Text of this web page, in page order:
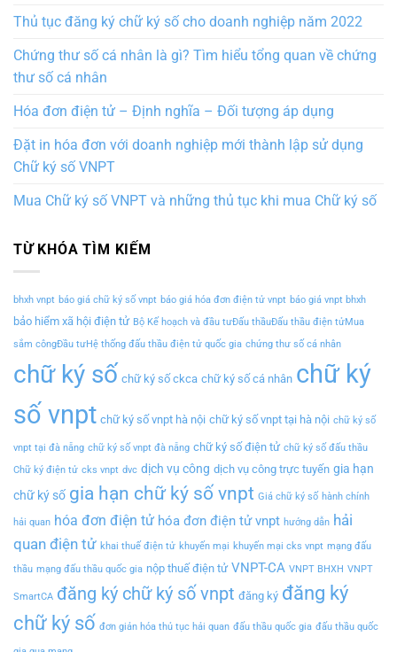
Thủ tục đăng ký chữ ký số cho doanh nghiệp năm 2022
Chứng thư số cá nhân là gì? Tìm hiểu tổng quan về chứng
thư số cá nhân
Hóa đơn điện tử – Định nghĩa – Đối tượng áp dụng
Đặt in hóa đơn với doanh nghiệp mới thành lập sử dụng
Chữ ký số VNPT
Mua Chữ ký số VNPT và những thủ tục khi mua Chữ ký số
TỪ KHÓA TÌM KIẾM
bhxh vnpt báo giá chữ ký số vnpt báo giá hóa đơn điện tử vnpt báo giá vnpt bhxh
bảo hiểm xã hội điện tử Bộ Kế hoạch và đầu tưĐấu thầuĐấu thầu điện tửMua
sắm côngĐầu tưHệ thống đấu thầu điện tử quốc gia chứng thư số cá nhân
chữ ký số chữ ký số ckca chữ ký số cá nhân chữ ký
số vnpt chữ ký số vnpt hà nội chữ ký số vnpt tại hà nội chữ ký số
vnpt tại đà nẵng chữ ký số vnpt đà nẵng chữ ký số điện tử chữ ký số đấu thầu
Chữ ký điện tử cks vnpt dvc dịch vụ công dịch vụ công trực tuyến gia hạn
chữ ký số gia hạn chữ ký số vnpt Giá chữ ký số hành chính
hải quan hóa đơn điện tử hóa đơn điện tử vnpt hướng dẫn hải
quan điện tử khai thuế điện tử khuyến mại khuyến mại cks vnpt mạng đấu
thầu mạng đấu thầu quốc gia nộp thuế điện tử VNPT-CA VNPT BHXH VNPT
SmartCA đăng ký chữ ký số vnpt đăng ký đăng ký
chữ ký số đơn giản hóa thủ tục hải quan đấu thầu quốc gia đấu thầu quốc